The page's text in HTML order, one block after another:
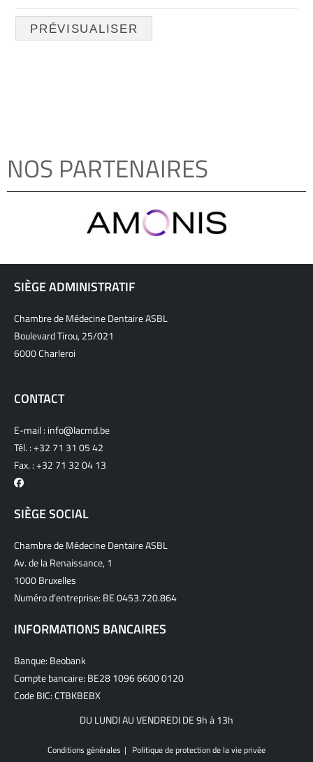
NOS PARTENAIRES
SIÈGE ADMINISTRATIF
Chambre de Médecine Dentaire ASBL
Boulevard Tirou, 25/021
6000 Charleroi
CONTACT
E-mail : info@lacmd.be
Tél. :+32 71 31 05 42
Fax. : +32 71 32 04 13
SIÈGE SOCIAL
Chambre de Médecine Dentaire ASBL
Av. de la Renaissance, 1
1000 Bruxelles
Numéro d’entreprise: BE 0453.720.864
INFORMATIONS BANCAIRES
Banque: Beobank
Compte bancaire: BE28 1096 6600 0120
Code BIC: CTBKBEBX
DU LUNDI AU VENDREDI DE 9h à 13h
Conditions générales Politique de protection de la vie privée